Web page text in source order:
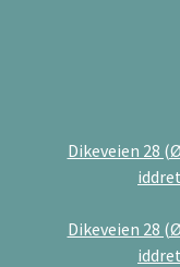
Dikeveien 28
Dikeveien 28